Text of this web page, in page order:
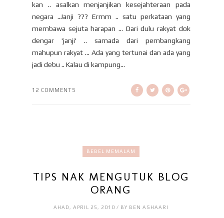
kan .. asalkan menjanjikan kesejahteraan pada
negara ..Janji ??? Ermm .. satu perkataan yang
membawa sejuta harapan ... Dari dulu rakyat dok
dengar 'janji' .. samada dari pembangkang
mahupun rakyat ... Ada yang tertunai dan ada yang
jadi debu .. Kalau di kampung...
12 COMMENTS
BEBEL MEMALAM
TIPS NAK MENGUTUK BLOG
ORANG
AHAD, APRIL 25, 2010 / BY BEN ASHAARI